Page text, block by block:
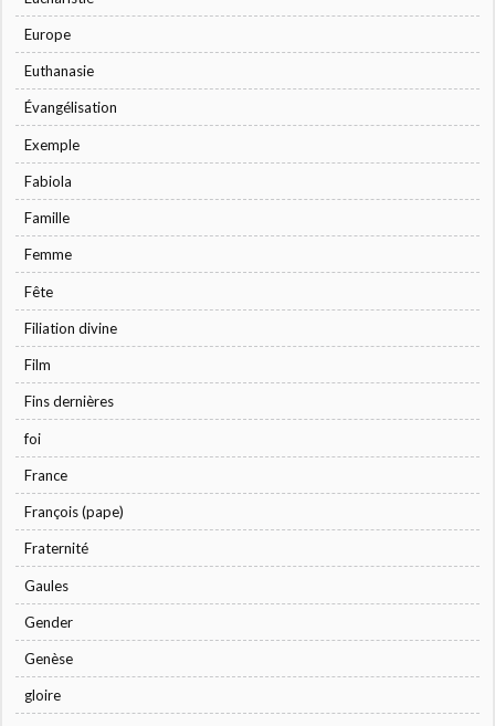
Europe
Euthanasie
Évangélisation
Exemple
Fabiola
Famille
Femme
Fête
Filiation divine
Film
Fins dernières
foi
France
François (pape)
Fraternité
Gaules
Gender
Genèse
gloire